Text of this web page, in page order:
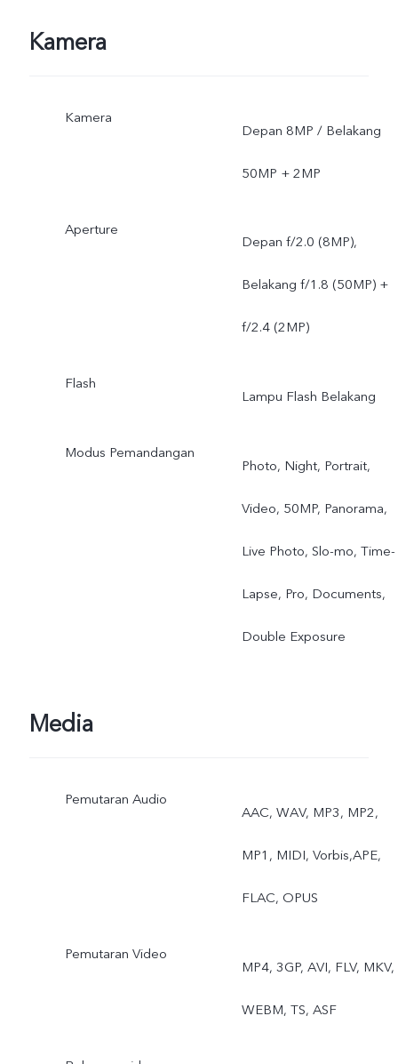
Kamera
Kamera
Depan 8MP / Belakang
50MP + 2MP
Aperture
Depan f/2.0 (8MP),
Belakang f/1.8 (50MP) +
f/2.4 (2MP)
Flash
Lampu Flash Belakang
Modus Pemandangan
Photo, Night, Portrait,
Video, 50MP, Panorama,
Live Photo, Slo-mo, Time-
Lapse, Pro, Documents,
Double Exposure
Media
Pemutaran Audio
AAC, WAV, MP3, MP2,
MP1, MIDI, Vorbis,APE,
FLAC, OPUS
Pemutaran Video
MP4, 3GP, AVI, FLV, MKV,
WEBM, TS, ASF